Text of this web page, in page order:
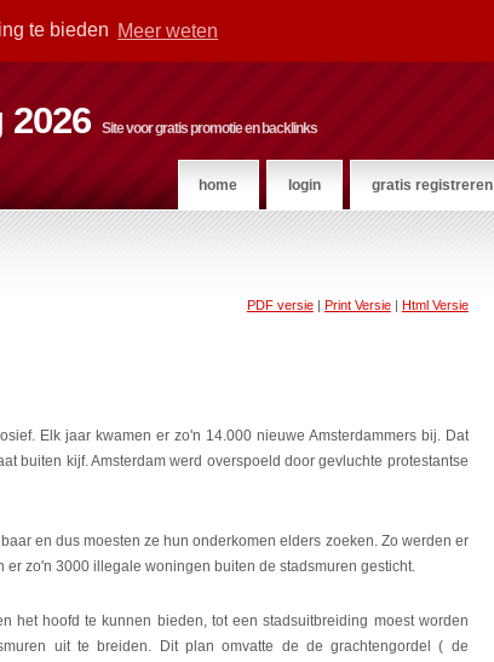
te bieden Meer weten
Site voor gratis promotie en backlinks
home login gratis registreren
PDF versie| Print Versie| Html Versie
Elk jaar kwamen er zo'n 14.000 nieuwe Amsterdammers bij. Dat
buiten kijf. Amsterdam werd overspoeld door gevluchte protestantse
en dus moesten ze hun onderkomen elders zoeken. Zo werden er
zo'n 3000 illegale woningen buiten de stadsmuren gesticht.
het hoofd te kunnen bieden, tot een stadsuitbreiding moest worden
uit te breiden. Dit plan omvatte de de grachtengordel ( de